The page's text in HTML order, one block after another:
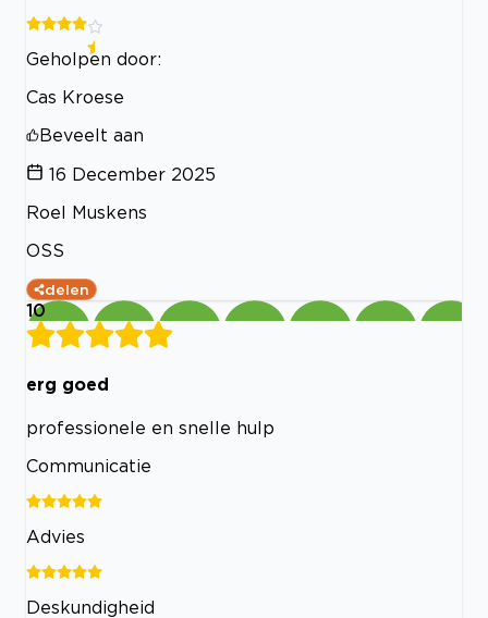
Geholpen door:
Cas Kroese
Beveelt aan
16 December 2025
Roel Muskens
OSS
delen
10
erg goed
professionele en snelle hulp
Communicatie
Advies
Deskundigheid